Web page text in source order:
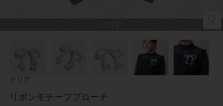
クリア
リボンモチーフブローチ